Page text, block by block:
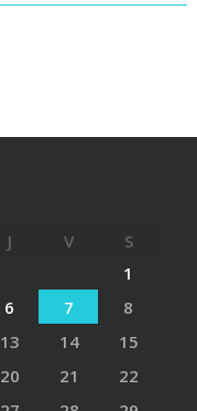
J V
S
1
6 7
8
13 14
15
20 21
22